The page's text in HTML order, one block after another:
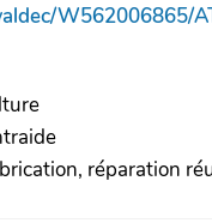
W562006865/
réparation